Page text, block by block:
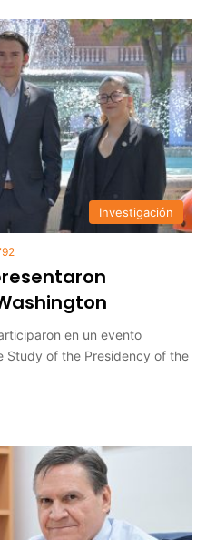
Investigación
en un evento
Study of the Presidency of the